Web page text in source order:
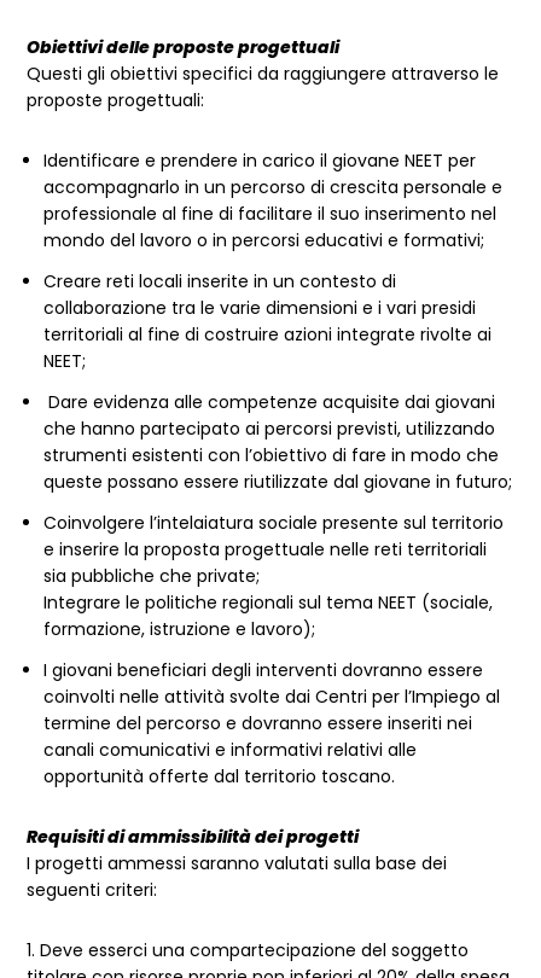
Obiettivi delle proposte progettuali
Questi gli obiettivi specifici da raggiungere attraverso le
proposte progettuali:
Identificare e prendere in carico il giovane NEET per
accompagnarlo in un percorso di crescita personale e
professionale al fine di facilitare il suo inserimento nel
mondo del lavoro o in percorsi educativi e formativi;
Creare reti locali inserite in un contesto di
collaborazione tra le varie dimensioni e i vari presidi
territoriali al fine di costruire azioni integrate rivolte ai
NEET;
Dare evidenza alle competenze acquisite dai giovani
che hanno partecipato ai percorsi previsti, utilizzando
strumenti esistenti con l’obiettivo di fare in modo che
queste possano essere riutilizzate dal giovane in futuro;
Coinvolgere l’intelaiatura sociale presente sul territorio
e inserire la proposta progettuale nelle reti territoriali
sia pubbliche che private;
Integrare le politiche regionali sul tema NEET (sociale,
formazione, istruzione e lavoro);
I giovani beneficiari degli interventi dovranno essere
coinvolti nelle attività svolte dai Centri per l’Impiego al
termine del percorso e dovranno essere inseriti nei
canali comunicativi e informativi relativi alle
opportunità offerte dal territorio toscano.
Requisiti di ammissibilità dei progetti
I progetti ammessi saranno valutati sulla base dei
seguenti criteri:
1. Deve esserci una compartecipazione del soggetto